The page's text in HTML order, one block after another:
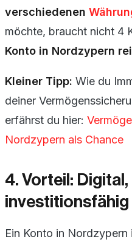
verschiedenen
möchte, braucht nicht 4
Konto in Nordzypern
Kleiner Tipp: Wie du
deiner
erfährst du hier:
Nordzypern als Chance
4. Vorteil:
investitionsfähig
Ein Konto in Nordzypern